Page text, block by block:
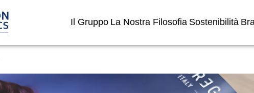
Il Gruppo La Nostra Filosofia Sostenibilità